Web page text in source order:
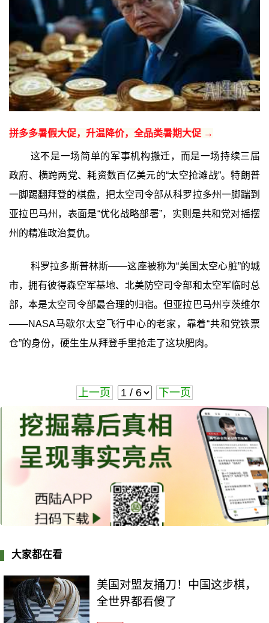
拼多多暑假大促，升温降价，全品类暑期大促 →
这不是一场简单的军事机构搬迁，而是一场持续三届
政府、横跨两党、耗资数百亿美元的“太空抢滩战”。特朗普
一脚踢翻拜登的棋盘，把太空司令部从科罗拉多州一脚踹到
亚拉巴马州，表面是“优化战略部署”，实则是共和党对摇摆
州的精准政治复仇。
科罗拉多斯普林斯——这座被称为“美国太空心脏”的城
市，拥有彼得森空军基地、北美防空司令部和太空军临时总
部，本是太空司令部最合理的归宿。但亚拉巴马州亨茨维尔
——NASA马歇尔太空飞行中心的老家，靠着“共和党铁票
仓”的身份，硬生生从拜登手里抢走了这块肥肉。
上一页 下一页
大家都在看
美国对盟友捅刀！中国这步棋，
全世界都看傻了